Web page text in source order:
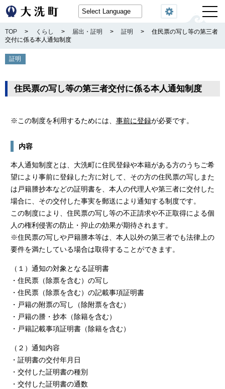
閲覧機能
TOP > くらし > 届出・証明 > 証明 >
住民票の写し等の第三者
交付に係る本人通知制度
証明
住民票の写し等の第三者交付に係る本人通知制度
※この制度を利用するためには、 事前に登録が必要です。
内容
本人通知制度とは、大洗町に住民登録や本籍がある方のうちご希
望により事前に登録した方に対して、その方の住民票の写しまた
は戸籍謄抄本などの証明書を、本人の代理人や第三者に交付した
場合に、その交付した事実を郵送により通知する制度です。
この制度により、住民票の写し等の不正請求や不正取得による個
人の権利侵害の防止・抑止の効果が期待されます。
※住民票の写しや戸籍謄本等は、本人以外の第三者でも法律上の
要件を満たしている場合は取得することができます。
（１）通知の対象となる証明書
・住民票（除票を含む）の写し
・住民票（除票を含む）の記載事項証明書
・戸籍の附票の写し（除附票を含む）
・戸籍の謄・抄本（除籍を含む）
・戸籍記載事項証明書（除籍を含む）
（２）通知内容
・証明書の交付年月日
・交付した証明書の種別
・交付した証明書の通数